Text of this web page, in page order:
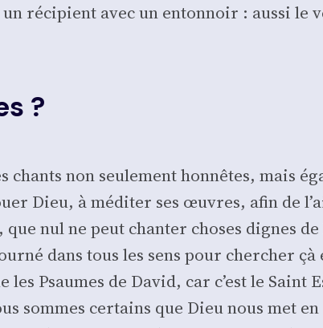
un réci­pient avec un enton­noir : aus­si
?
chants non seule­ment hon­nêtes, mais
Dieu, à médi­ter ses œuvres, afin de
nul ne peut chan­ter choses dignes
dans tous les sens pour cher­cher
Psaumes de David, car c’est le
sommes cer­tains que Dieu nous met